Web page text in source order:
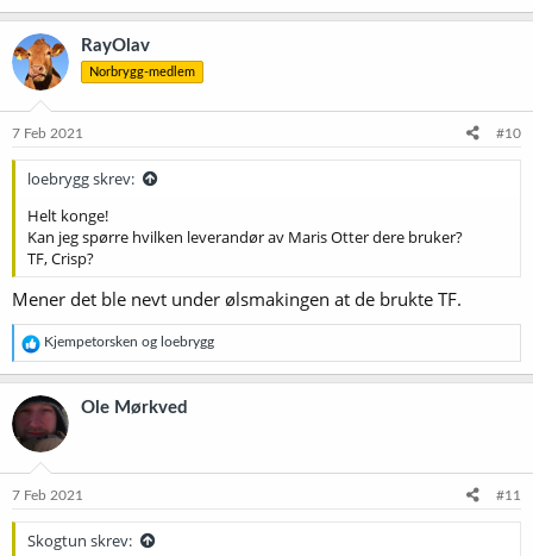
RayOlav
Norbrygg-medlem
7 Feb 2021 #10
loebrygg skrev:
Helt konge!
Kan jeg spørre hvilken leverandør av Maris Otter dere bruker?
TF, Crisp?
Mener det ble nevt under ølsmakingen at de brukte TF.
R
e
a
k
s
j
o
e
Kjempetorsken og loebrygg
Ole Mørkved
7 Feb 2021 #11
Skogtun skrev: